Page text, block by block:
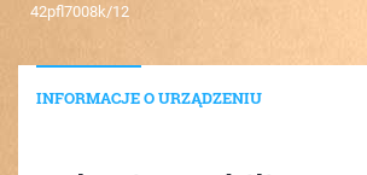
42pfl7008k/12
INFORMACJE O URZĄDZENIU